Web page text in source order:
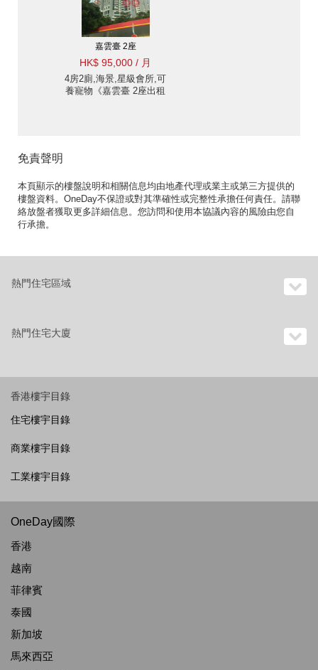
嘉雲臺 2座
HK$ 95,000 / 月
4房2廁,海景,星級會所,可
養寵物《嘉雲臺 2座出租
免責聲明
本頁顯示的樓盤說明和相關信息均由地產代理或業主或第三方提供的
樓盤資料。OneDay不保證或對其準確性或完整性承擔任何責任。請聯
絡放盤者獲取更多詳細信息。您訪問和使用本協議內容的風險由您自
行承擔。
熱門住宅區域
熱門住宅大廈
香港樓宇目錄
住宅樓宇目錄
商業樓宇目錄
工業樓宇目錄
OneDay國際
香港
越南
菲律賓
泰國
新加坡
馬來西亞